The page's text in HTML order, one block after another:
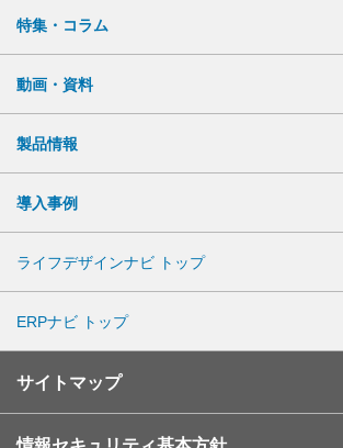
特集・コラム
動画・資料
製品情報
導入事例
ライフデザインナビ トップ
ERPナビ トップ
サイトマップ